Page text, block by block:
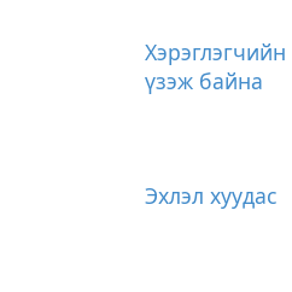
Хэрэглэгчийн
үзэж байна
Эхлэл хуудас